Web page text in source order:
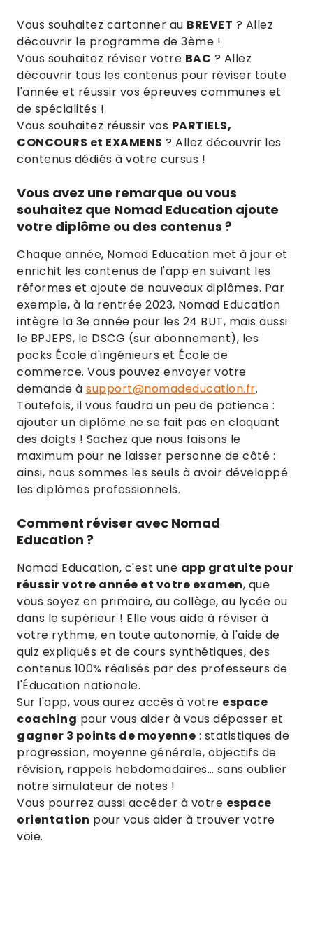
Vous souhaitez cartonner au BREVET ? Allez
découvrir le programme de 3ème !
Vous souhaitez réviser votre BAC ? Allez
découvrir tous les contenus pour réviser toute
l'année et réussir vos épreuves communes et
de spécialités !
Vous souhaitez réussir vos PARTIELS,
CONCOURS et EXAMENS ? Allez découvrir les
contenus dédiés à votre cursus !
Vous avez une remarque ou vous
souhaitez que Nomad Education ajoute
votre diplôme ou des contenus ?
Chaque année, Nomad Education met à jour et
enrichit les contenus de l'app en suivant les
réformes et ajoute de nouveaux diplômes. Par
exemple, à la rentrée 2023, Nomad Education
intègre la 3e année pour les 24 BUT, mais aussi
le BPJEPS, le DSCG (sur abonnement), les
packs École d'ingénieurs et École de
commerce. Vous pouvez envoyer votre
demande à support@nomadeducation.fr.
Toutefois, il vous faudra un peu de patience :
ajouter un diplôme ne se fait pas en claquant
des doigts ! Sachez que nous faisons le
maximum pour ne laisser personne de côté :
ainsi, nous sommes les seuls à avoir développé
les diplômes professionnels.
Comment réviser avec Nomad
Education ?
Nomad Education, c'est une app gratuite pour
réussir votre année et votre examen, que
vous soyez en primaire, au collège, au lycée ou
dans le supérieur ! Elle vous aide à réviser à
votre rythme, en toute autonomie, à l'aide de
quiz expliqués et de cours synthétiques, des
contenus 100% réalisés par des professeurs de
l'Éducation nationale.
Sur l'app, vous aurez accès à votre espace
coaching pour vous aider à vous dépasser et
gagner 3 points de moyenne : statistiques de
progression, moyenne générale, objectifs de
révision, rappels hebdomadaires… sans oublier
notre simulateur de notes !
Vous pourrez aussi accéder à votre espace
orientation pour vous aider à trouver votre
voie.